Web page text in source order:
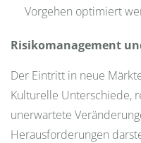
Vorgehen optimiert
Risikomanagement
Der Eintritt in neue
Kulturelle Unterschiede,
unerwartete
Herausforderungen